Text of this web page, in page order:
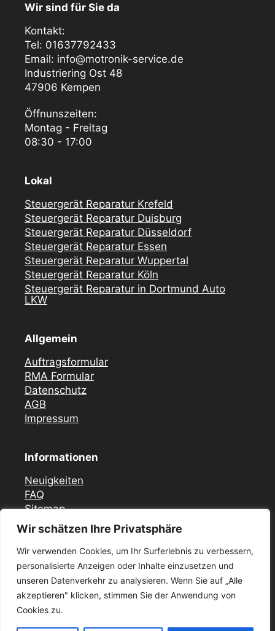
Wir schätzen Ihre Privatsphäre
Wir verwenden Cookies, um Ihr Surferlebnis zu verbessern,
personalisierte Anzeigen oder Inhalte einzusetzen und
unseren Datenverkehr zu analysieren. Wenn Sie auf „Alle
akzeptieren" klicken, stimmen Sie der Anwendung von
Cookies zu.
Wir sind für Sie da
Kontakt:
Tel: 01637792433
Email: info@motronik-service.de
Industriering Ost 48
47906 Kempen
Öffnunszeiten:
Montag - Freitag
08:30 - 17:00
Lokal
Steuergerät Reparatur Krefeld
Steuergerät Reparatur Duisburg
Steuergerät Reparatur Düsseldorf
Steuergerät Reparatur Essen
Steuergerät Reparatur Wuppertal
Steuergerät Reparatur Köln
Steuergerät Reparatur in Dortmund Auto
LKW
Allgemein
Auftragsformular
RMA Formular
Datenschutz
AGB
Impressum
Informationen
Neuigkeiten
FAQ
Sitemap
Vor Ort Notfall Service
Mercedes Zündschloss ELV Reparatur
Düsseldorf
Zündschloss ELV Reparatur Krefeld
Mercedes Zündschloss Reparatur Essen –
ELV / ESL